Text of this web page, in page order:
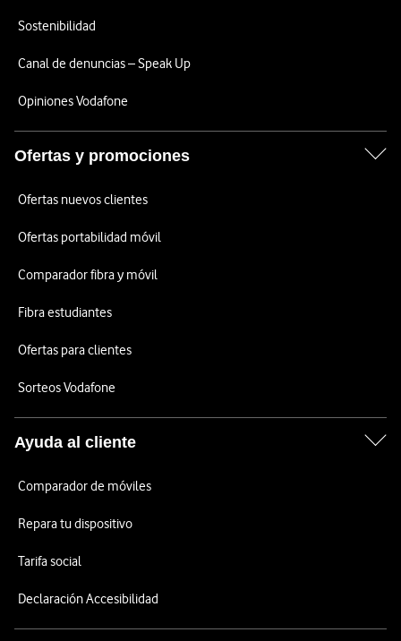
Sostenibilidad
Canal de denuncias – Speak Up
Opiniones Vodafone
Ofertas y promociones
Ofertas nuevos clientes
Ofertas portabilidad móvil
Comparador fibra y móvil
Fibra estudiantes
Ofertas para clientes
Sorteos Vodafone
Ayuda al cliente
Comparador de móviles
Repara tu dispositivo
Tarifa social
Declaración Accesibilidad